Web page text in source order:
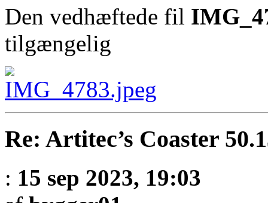
Den vedhæftede fil
tilgængelig
Re: Artitec’s Coaster
: 15 sep 2023, 19:03